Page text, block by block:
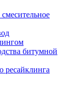
битумной
ресайклинга